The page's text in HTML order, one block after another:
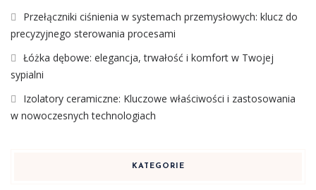
Przełączniki ciśnienia w systemach przemysłowych: klucz do
precyzyjnego sterowania procesami
Łóżka dębowe: elegancja, trwałość i komfort w Twojej
sypialni
Izolatory ceramiczne: Kluczowe właściwości i zastosowania
w nowoczesnych technologiach
KATEGORIE